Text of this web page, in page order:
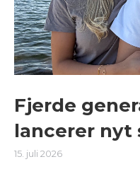
Fjerde
lancerer nyt
15. juli 2026